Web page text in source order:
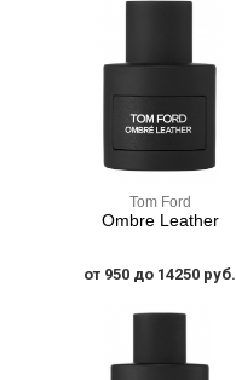
Tom Ford
Ombre Leather
от 950 до 14250 руб.